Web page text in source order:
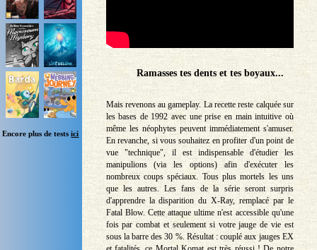
Encore plus de testsici
Ramasses tes dents et tes boyaux...
Mais revenons au gameplay. La recette reste calquée sur
les bases de 1992 avec une prise en main intuitive où
même les néophytes peuvent immédiatement s'amuser.
En revanche, si vous souhaitez en profiter d'un point de
vue "technique", il est indispensable d'étudier les
manipulions (via les options) afin d'exécuter les
nombreux coups spéciaux. Tous plus mortels les uns
que les autres. Les fans de la série seront surpris
d'apprendre la disparition du X-Ray, remplacé par le
Fatal Blow. Cette attaque ultime n'est accessible qu'une
fois par combat et seulement si votre jauge de vie est
sous la barre des 30 %. Résultat : couplé aux jauges EX